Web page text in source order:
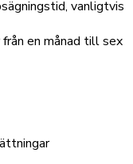
vanligtvis
från en månad till sex